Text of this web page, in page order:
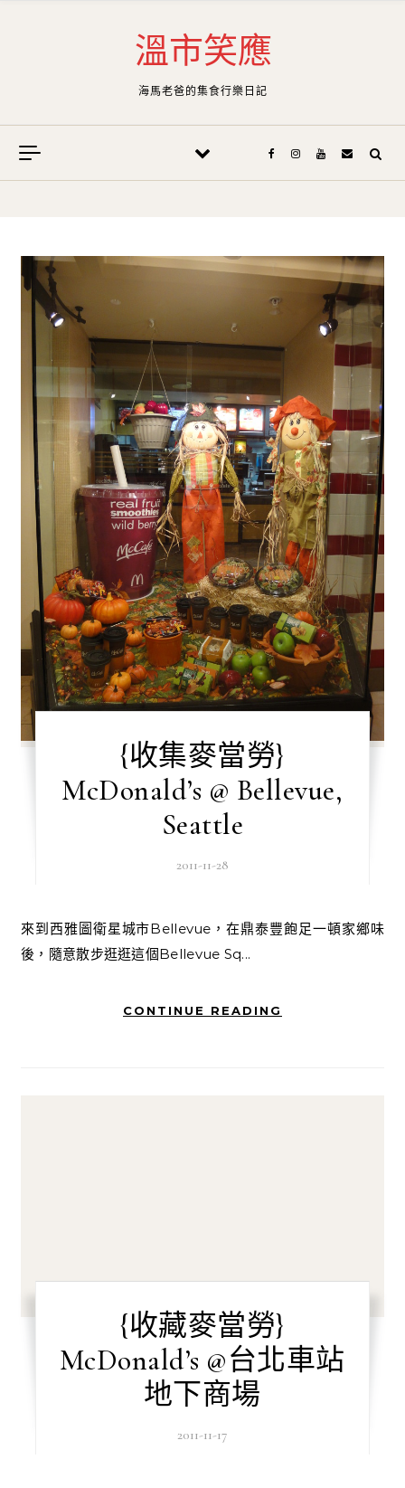
溫市笑應
海馬老爸的集食行樂日記
{收集麥當勞}
McDonald’s @ Bellevue,
Seattle
2011-11-28
來到西雅圖衛星城市Bellevue，在鼎泰豐飽足一頓家鄉味
後，隨意散步逛逛這個Bellevue Sq...
CONTINUE READING
{收藏麥當勞}
McDonald’s @台北車站
地下商場
2011-11-17